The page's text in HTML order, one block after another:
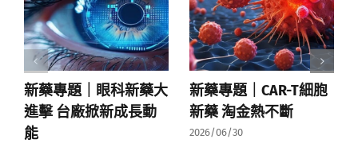
新藥專題｜眼科新藥大
進擊 台廠掀新成長動
能
新藥專題｜CAR-T細胞
新藥 淘金熱不斷
2026/06/30